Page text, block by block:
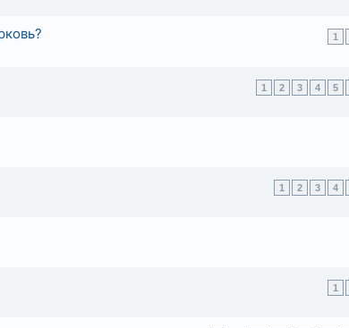
1
1 2 3 4 5
1 2 3 4
1